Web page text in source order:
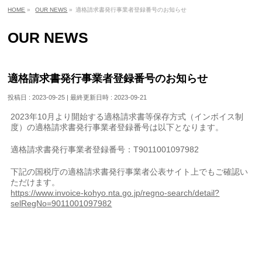
HOME » OUR NEWS » 適格請求書発行事業者登録番号のお知らせ
OUR NEWS
適格請求書発行事業者登録番号のお知らせ
投稿日 : 2023-09-25 最終更新日時 : 2023-09-21
2023年10月より開始する適格請求書等保存方式（インボイス制
度）の適格請求書発行事業者登録番号は以下となります。
適格請求書発行事業者登録番号：T9011001097982
下記の国税庁の適格請求書発行事業者公表サイト上でもご確認い
ただけます。
https://www.invoice-kohyo.nta.go.jp/regno-search/detail?
selRegNo=9011001097982